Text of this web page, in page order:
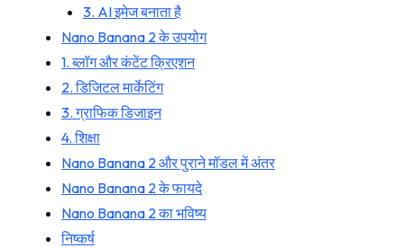
3. AI इमेज बनाता है
Nano Banana 2 के उपयोग
1. ब्लॉग और कंटेंट क्रिएशन
2. डिजिटल मार्केटिंग
3. ग्राफिक डिजाइन
4. शिक्षा
Nano Banana 2 और पुराने मॉडल में अंतर
Nano Banana 2 के फायदे
Nano Banana 2 का भविष्य
निष्कर्ष